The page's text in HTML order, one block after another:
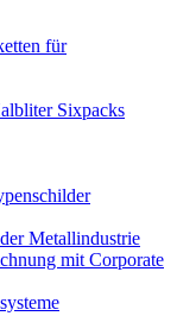
für
Sixpacks
Metallindustrie
mit Corporate